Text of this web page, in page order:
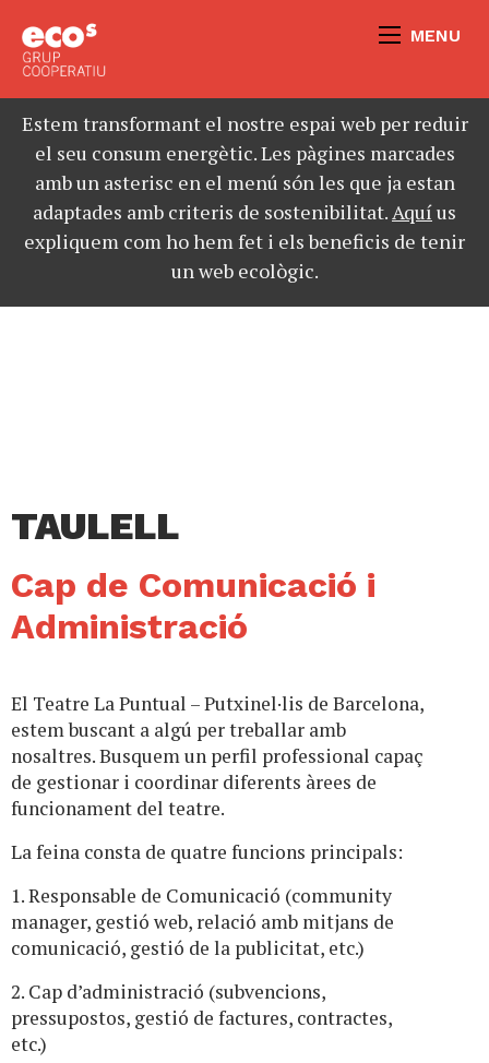
MENU
Estem transformant el nostre espai web per reduir
el seu consum energètic. Les pàgines marcades
amb un asterisc en el menú són les que ja estan
adaptades amb criteris de sostenibilitat.Aquíus
expliquem com ho hem fet i els beneficis de tenir
un web ecològic.
TAULELL
Cap de Comunicació i
Administració
El Teatre La Puntual – Putxinel·lis de Barcelona,
estem buscant a algú per treballar amb
nosaltres. Busquem un perfil professional capaç
de gestionar i coordinar diferents àrees de
funcionament del teatre.
La feina consta de quatre funcions principals:
1. Responsable de Comunicació (community
manager, gestió web, relació amb mitjans de
comunicació, gestió de la publicitat, etc.)
2. Cap d’administració (subvencions,
pressupostos, gestió de factures, contractes,
etc.)